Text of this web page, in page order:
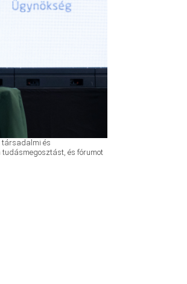
társadalmi és
tudásmegosztást, és fórumot